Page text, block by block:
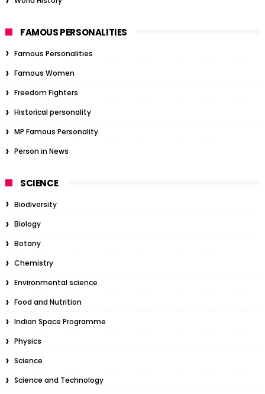
FAMOUS PERSONALITIES
Famous Personalities
Famous Women
Freedom Fighters
Historical personality
MP Famous Personality
Person in News
SCIENCE
Biodiversity
Biology
Botany
Chemistry
Environmental science
Food and Nutrition
Indian Space Programme
Physics
Science
Science and Technology